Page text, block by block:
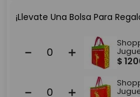
¡Llevate Una Bolsa Para
＋
－
$
＋
－